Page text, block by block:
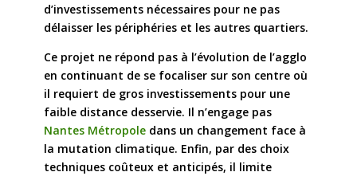
d’investissements nécessaires pour ne pas
délaisser les périphéries et les autres quartiers.
Ce projet ne répond pas à l’évolution de l’agglo
en continuant de se focaliser sur son centre où
il requiert de gros investissements pour une
faible distance desservie. Il n’engage pas
Nantes Métropoledans un changement face à
la mutation climatique. Enfin, par des choix
techniques coûteux et anticipés, il limite